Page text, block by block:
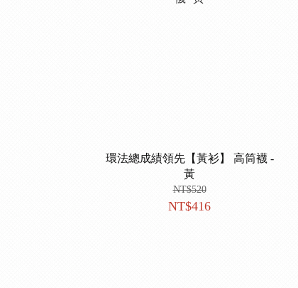
環法總成績領先【黃衫】 高筒襪 -
黃
NT$520
NT$416